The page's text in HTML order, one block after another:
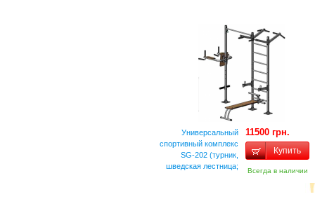
Универсальный
спортивный комплекс
SG-202 (турник,
шведская лестница;
11500 грн.
Купить
Всегда в наличии